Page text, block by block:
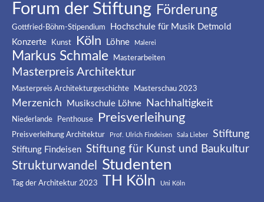
Forum der Stiftung Förderung
Gottfried-Böhm-Stipendium
Hochschule für Musik Detmold
Konzerte
Kunst Köln Löhne Malerei
Markus Schmale Masterarbeiten
Masterpreis Architektur
Masterpreis Architekturgeschichte Masterschau 2023
Merzenich Musikschule Löhne Nachhaltigkeit
Niederlande Penthouse Preisverleihung
Preisverleihung Architektur Prof. Ulrich Findeisen Sala Lieber Stiftung
Stiftung Findeisen Stiftung für Kunst und Baukultur
Strukturwandel Studenten
Tag der Architektur 2023 TH Köln Uni Köln